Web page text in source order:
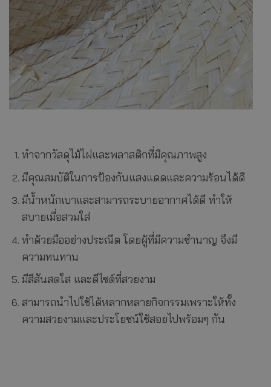
ทำจากวัสดุไม้ไผ่และพลาสติกที่มีคุณภาพสูง
มีคุณสมบัติในการป้องกันแสงแดดและความร้อนได้ดี
มีน้ำหนักเบาและสามารถระบายอากาศได้ดี ทำให้
สบายเมื่อสวมใส่
ทำด้วยมืออย่างประณีต โดยผู้ที่มีความชำนาญ จึงมี
ความทนทาน
มีสีสันสดใส และดีไซต์ที่สวยงาม
สามารถนำไปใช้ได้หลากหลายกิจกรรมเพราะให้ทั้ง
ความสวยงามและประโยชน์ใช้สอยไปพร้อมๆ กัน